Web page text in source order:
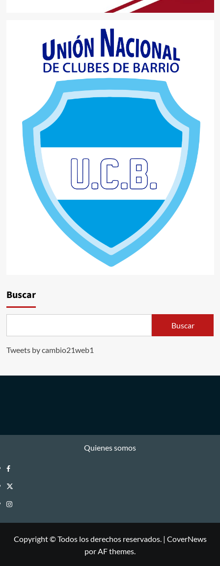
Buscar
Buscar
Tweets by cambio21web1
Quienes somos
Facebook
Twitter
Instagram
Copyright © Todos los derechos reservados. | CoverNews
por AF themes.